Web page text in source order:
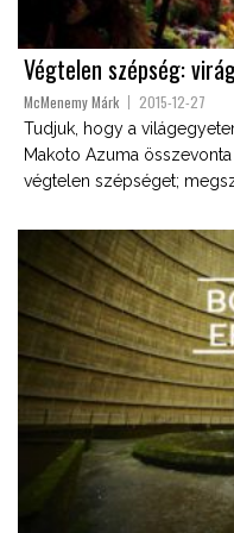
Végtelen szépség:
McMenemy Márk 2015-12-27
Tudjuk, hogy a
Makoto Azuma
végtelen szépséget;